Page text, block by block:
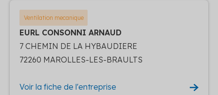
Ventilation mecanique
EURL CONSONNI ARNAUD
7 CHEMIN DE LA HYBAUDIERE
72260 MAROLLES-LES-BRAULTS
Voir la fiche de l'entreprise